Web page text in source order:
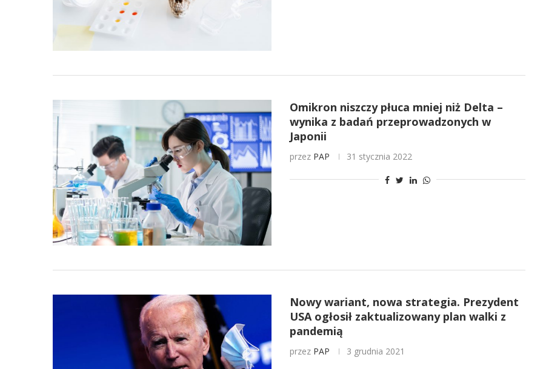
Omikron niszczy płuca mniej niż Delta –
wynika z badań przeprowadzonych w
Japonii
przez PAP 31 stycznia 2022
Nowy wariant, nowa strategia. Prezydent
USA ogłosił zaktualizowany plan walki z
pandemią
przez PAP 3 grudnia 2021